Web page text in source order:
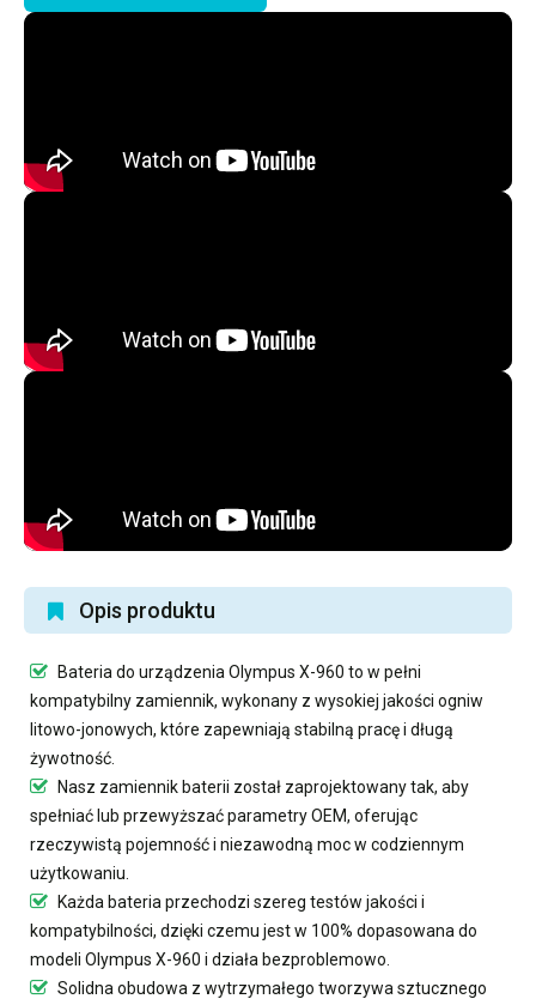
Opis produktu
Bateria do urządzenia Olympus X-960 to w pełni
kompatybilny zamiennik, wykonany z wysokiej jakości ogniw
litowo-jonowych, które zapewniają stabilną pracę i długą
żywotność.
Nasz zamiennik baterii został zaprojektowany tak, aby
spełniać lub przewyższać parametry OEM, oferując
rzeczywistą pojemność i niezawodną moc w codziennym
użytkowaniu.
Każda bateria przechodzi szereg testów jakości i
kompatybilności, dzięki czemu jest w 100% dopasowana do
modeli Olympus X-960 i działa bezproblemowo.
Solidna obudowa z wytrzymałego tworzywa sztucznego